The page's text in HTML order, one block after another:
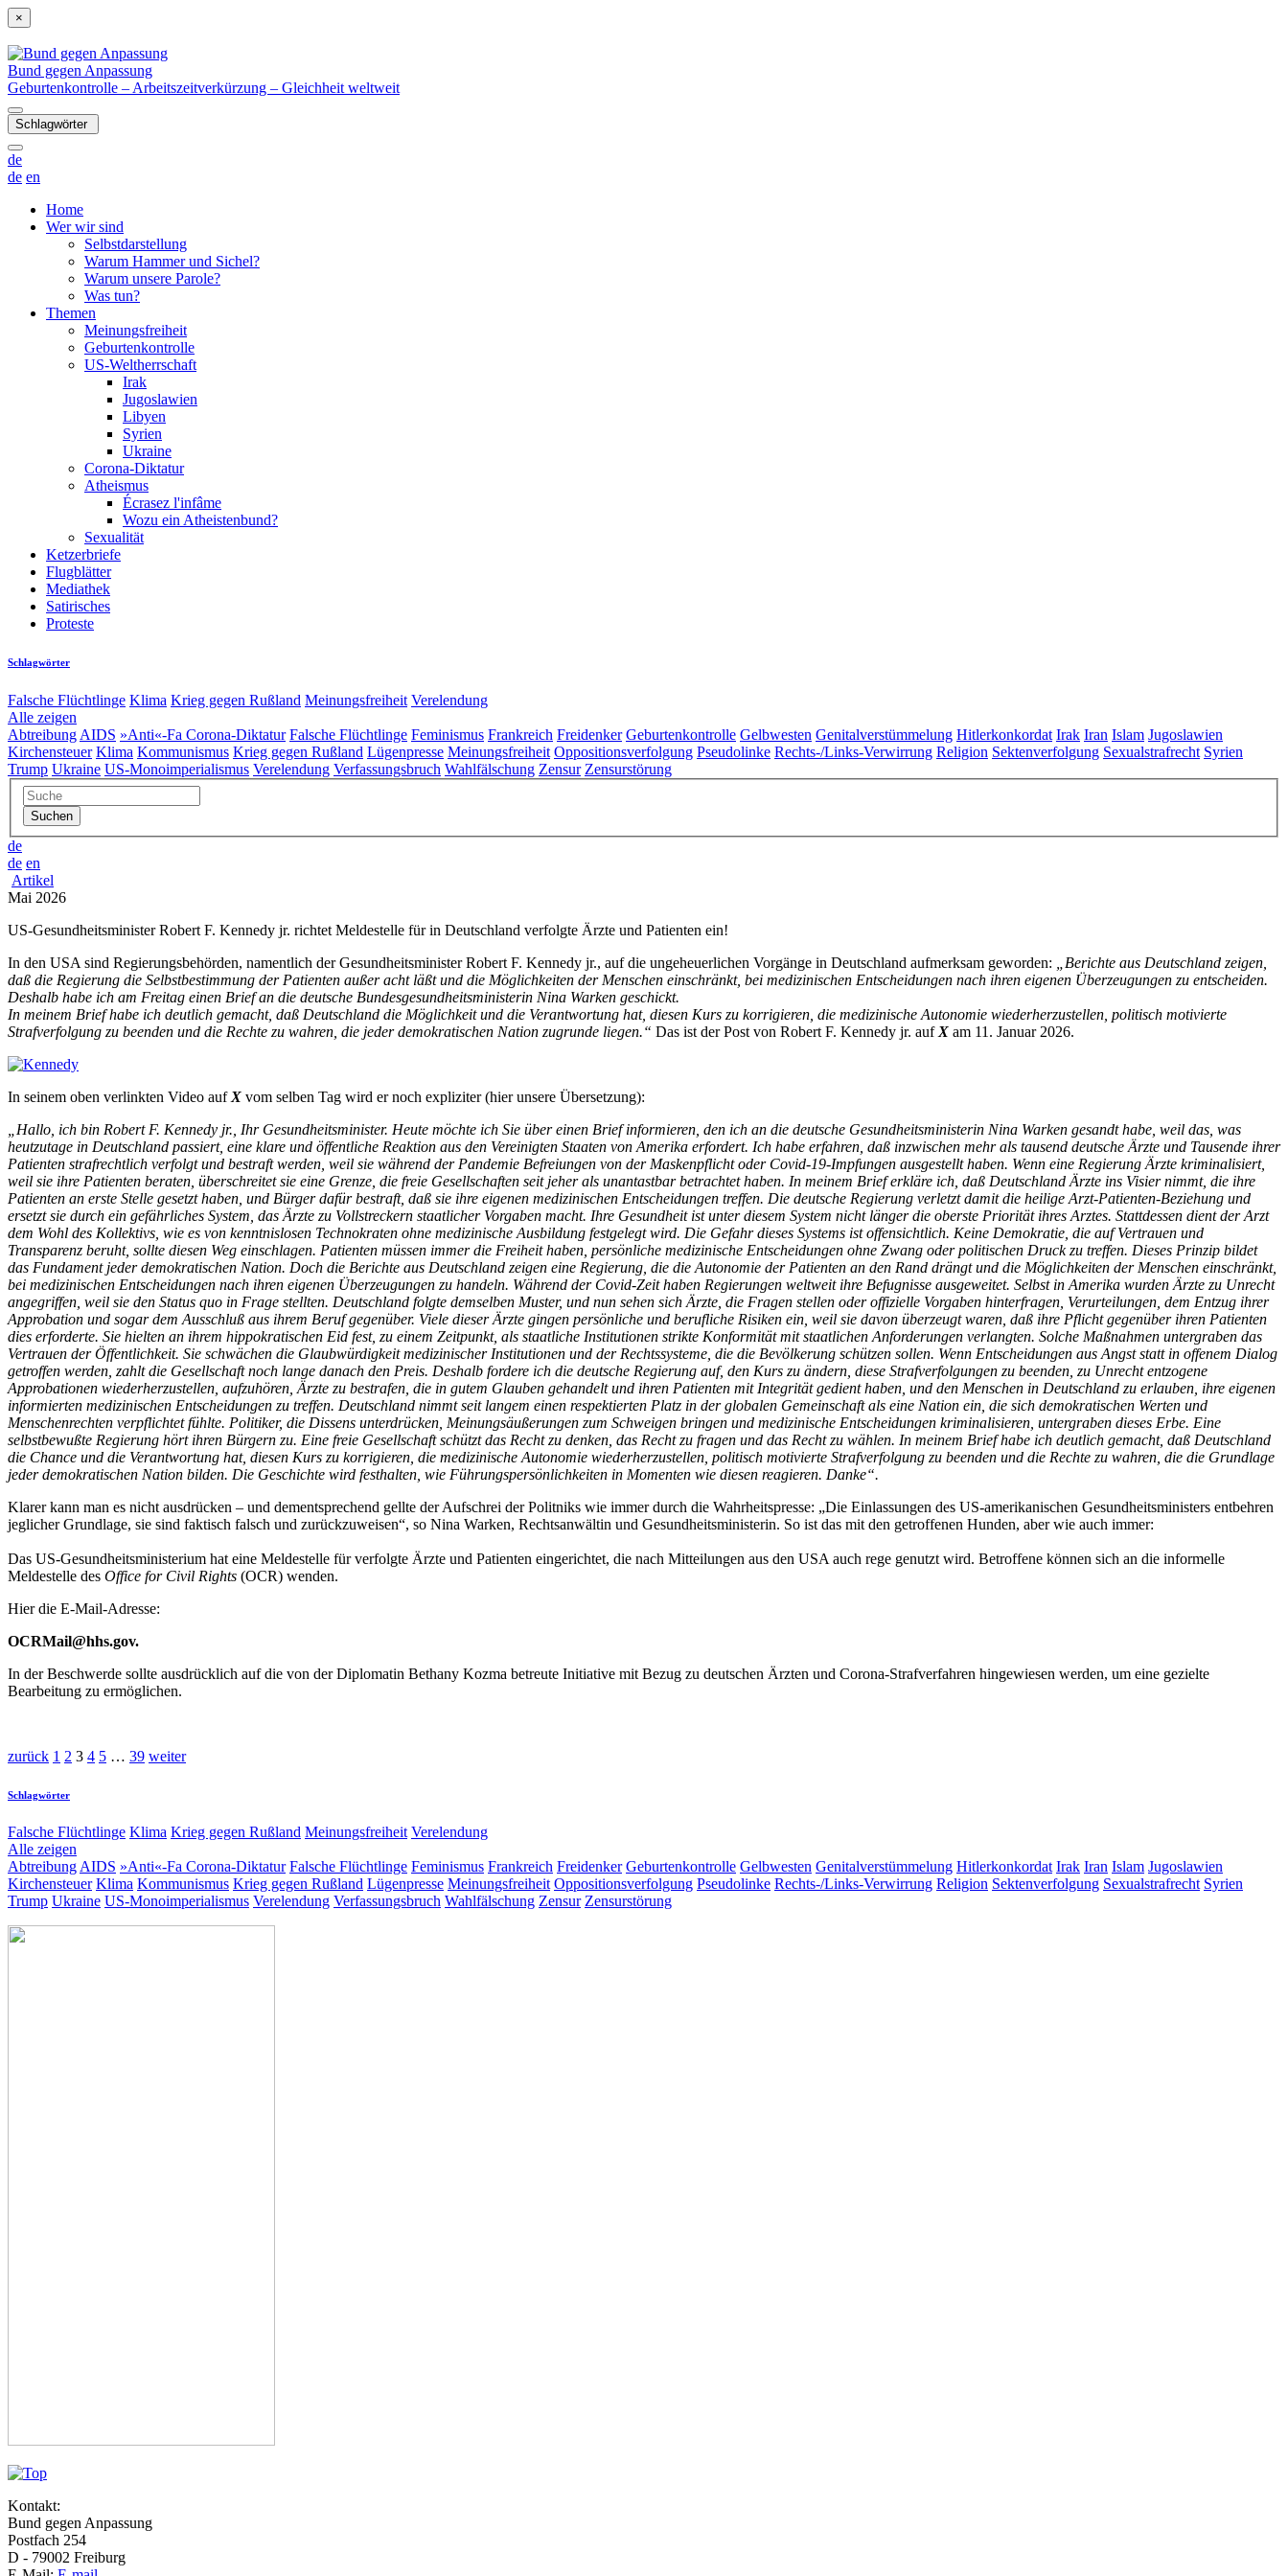
×
Bund gegen Anpassung
Geburtenkontrolle – Arbeitszeitverkürzung – Gleichheit weltweit
Schlagwörter
de
de en
Home
Wer wir sind
Selbstdarstellung
Warum Hammer und Sichel?
Warum unsere Parole?
Was tun?
Themen
Meinungsfreiheit
Geburtenkontrolle
US-Weltherrschaft
Irak
Jugoslawien
Libyen
Syrien
Ukraine
Corona-Diktatur
Atheismus
Écrasez l'infâme
Wozu ein Atheistenbund?
Sexualität
Ketzerbriefe
Flugblätter
Mediathek
Satirisches
Proteste
Schlagwörter
Falsche Flüchtlinge Klima Krieg gegen Rußland Meinungsfreiheit Verelendung
Alle zeigen
Abtreibung AIDS »Anti«-Fa Corona-Diktatur Falsche Flüchtlinge Feminismus Frankreich Freidenker Geburtenkontrolle Gelbwesten Genitalverstümmelung Hitlerkonkordat Irak Iran Islam Jugoslawien
Kirchensteuer Klima Kommunismus Krieg gegen Rußland Lügenpresse Meinungsfreiheit Oppositionsverfolgung Pseudolinke Rechts-/Links-Verwirrung Religion Sektenverfolgung Sexualstrafrecht Syrien
Trump Ukraine US-Monoimperialismus Verelendung Verfassungsbruch Wahlfälschung Zensur Zensurstörung
de
de en
Artikel
Mai 2026
US-Gesundheitsminister Robert F. Kennedy jr. richtet Meldestelle für in Deutschland verfolgte Ärzte und Patienten ein!
In den USA sind Regierungsbehörden, namentlich der Gesundheitsminister Robert F. Kennedy jr., auf die ungeheuerlichen Vorgänge in Deutschland aufmerksam geworden:
„Berichte aus Deutschland zeigen,
daß die Regierung die Selbstbestimmung der Patienten außer acht läßt und die Möglichkeiten der Menschen einschränkt, bei medizinischen Entscheidungen nach ihren eigenen Überzeugungen zu entscheiden.
Deshalb habe ich am Freitag einen Brief an die deutsche Bundesgesundheitsministerin Nina Warken geschickt.
In meinem Brief habe ich deutlich gemacht, daß Deutschland die Möglichkeit und die Verantwortung hat, diesen Kurs zu korrigieren, die medizinische Autonomie wiederherzustellen, politisch motivierte
Strafverfolgung zu beenden und die Rechte zu wahren, die jeder demokratischen Nation zugrunde liegen.“ Das ist der Post von Robert F. Kennedy jr. auf X am 11. Januar 2026.
In seinem oben verlinkten Video auf X vom selben Tag wird er noch expliziter (hier unsere Übersetzung):
„Hallo, ich bin Robert F. Kennedy jr., Ihr Gesundheitsminister. Heute möchte ich Sie über einen Brief informieren, den ich an die deutsche Gesundheitsministerin Nina Warken gesandt habe, weil das, was
heutzutage in Deutschland passiert, eine klare und öffentliche Reaktion aus den Vereinigten Staaten von Amerika erfordert. Ich habe erfahren, daß inzwischen mehr als tausend deutsche Ärzte und Tausende ihrer
Patienten strafrechtlich verfolgt und bestraft werden, weil sie während der Pandemie Befreiungen von der Maskenpflicht oder Covid-19-Impfungen ausgestellt haben. Wenn eine Regierung Ärzte kriminalisiert,
weil sie ihre Patienten beraten, überschreitet sie eine Grenze, die freie Gesellschaften seit jeher als unantastbar betrachtet haben. In meinem Brief erkläre ich, daß Deutschland Ärzte ins Visier nimmt, die ihre
Patienten an erste Stelle gesetzt haben, und Bürger dafür bestraft, daß sie ihre eigenen medizinischen Entscheidungen treffen. Die deutsche Regierung verletzt damit die heilige Arzt-Patienten-Beziehung und
ersetzt sie durch ein gefährliches System, das Ärzte zu Vollstreckern staatlicher Vorgaben macht. Ihre Gesundheit ist unter diesem System nicht länger die oberste Priorität ihres Arztes. Stattdessen dient der Arzt
dem Wohl des Kollektivs, wie es von kenntnislosen Technokraten ohne medizinische Ausbildung festgelegt wird. Die Gefahr dieses Systems ist offensichtlich. Keine Demokratie, die auf Vertrauen und
Transparenz beruht, sollte diesen Weg einschlagen. Patienten müssen immer die Freiheit haben, persönliche medizinische Entscheidungen ohne Zwang oder politischen Druck zu treffen. Dieses Prinzip bildet
das Fundament jeder demokratischen Nation. Doch die Berichte aus Deutschland zeigen eine Regierung, die die Autonomie der Patienten an den Rand drängt und die Möglichkeiten der Menschen einschränkt,
bei medizinischen Entscheidungen nach ihren eigenen Überzeugungen zu handeln. Während der Covid-Zeit haben Regierungen weltweit ihre Befugnisse ausgeweitet. Selbst in Amerika wurden Ärzte zu Unrecht
angegriffen, weil sie den Status quo in Frage stellten. Deutschland folgte demselben Muster, und nun sehen sich Ärzte, die Fragen stellen oder offizielle Vorgaben hinterfragen, Verurteilungen, dem Entzug ihrer
Approbation und sogar dem Ausschluß aus ihrem Beruf gegenüber. Viele dieser Ärzte gingen persönliche und berufliche Risiken ein, weil sie davon überzeugt waren, daß ihre Pflicht gegenüber ihren Patienten
dies erforderte. Sie hielten an ihrem hippokratischen Eid fest, zu einem Zeitpunkt, als staatliche Institutionen strikte Konformität mit staatlichen Anforderungen verlangten. Solche Maßnahmen untergraben das
Vertrauen der Öffentlichkeit. Sie schwächen die Glaubwürdigkeit medizinischer Institutionen und der Rechtssysteme, die die Bevölkerung schützen sollen. Wenn Entscheidungen aus Angst statt in offenem Dialog
getroffen werden, zahlt die Gesellschaft noch lange danach den Preis. Deshalb fordere ich die deutsche Regierung auf, den Kurs zu ändern, diese Strafverfolgungen zu beenden, zu Unrecht entzogene
Approbationen wiederherzustellen, aufzuhören, Ärzte zu bestrafen, die in gutem Glauben gehandelt und ihren Patienten mit Integrität gedient haben, und den Menschen in Deutschland zu erlauben, ihre eigenen
informierten medizinischen Entscheidungen zu treffen. Deutschland nimmt seit langem einen respektierten Platz in der globalen Gemeinschaft als eine Nation ein, die sich demokratischen Werten und
Menschenrechten verpflichtet fühlte. Politiker, die Dissens unterdrücken, Meinungsäußerungen zum Schweigen bringen und medizinische Entscheidungen kriminalisieren, untergraben dieses Erbe. Eine
selbstbewußte Regierung hört ihren Bürgern zu. Eine freie Gesellschaft schützt das Recht zu denken, das Recht zu fragen und das Recht zu wählen. In meinem Brief habe ich deutlich gemacht, daß Deutschland
die Chance und die Verantwortung hat, diesen Kurs zu korrigieren, die medizinische Autonomie wiederherzustellen, politisch motivierte Strafverfolgung zu beenden und die Rechte zu wahren, die die Grundlage
jeder demokratischen Nation bilden. Die Geschichte wird festhalten, wie Führungspersönlichkeiten in Momenten wie diesen reagieren. Danke“.
Klarer kann man es nicht ausdrücken – und dementsprechend gellte der Aufschrei der Politniks wie immer durch die Wahrheitspresse: „Die Einlassungen des US-amerikanischen Gesundheitsministers entbehren
jeglicher Grundlage, sie sind faktisch falsch und zurückzuweisen“, so Nina Warken, Rechtsanwältin und Gesundheitsministerin. So ist das mit den getroffenen Hunden, aber wie auch immer:
Das US-Gesundheitsministerium hat eine Meldestelle für verfolgte Ärzte und Patienten eingerichtet, die nach Mitteilungen aus den USA auch rege genutzt wird. Betroffene können sich an die informelle
Meldestelle des Office for Civil Rights (OCR) wenden.
Hier die E-Mail-Adresse:
OCRMail@hhs.gov.
In der Beschwerde sollte ausdrücklich auf die von der Diplomatin Bethany Kozma betreute Initiative mit Bezug zu deutschen Ärzten und Corona-Strafverfahren hingewiesen werden, um eine gezielte
Bearbeitung zu ermöglichen.
zurück 1 2 3 4 5 … 39 weiter
Schlagwörter
Falsche Flüchtlinge Klima Krieg gegen Rußland Meinungsfreiheit Verelendung
Alle zeigen
AbtreibungAIDS »Anti«-Fa Corona-Diktatur Falsche Flüchtlinge Feminismus Frankreich Freidenker Geburtenkontrolle Gelbwesten Genitalverstümmelung Hitlerkonkordat Irak Iran Islam Jugoslawien
Kirchensteuer Klima Kommunismus Krieg gegen Rußland Lügenpresse Meinungsfreiheit Oppositionsverfolgung Pseudolinke Rechts-/Links-Verwirrung Religion Sektenverfolgung Sexualstrafrecht Syrien
Trump Ukraine US-Monoimperialismus Verelendung Verfassungsbruch Wahlfälschung Zensur Zensurstörung
Kontakt:
Bund gegen Anpassung
Postfach 254
D - 79002 Freiburg